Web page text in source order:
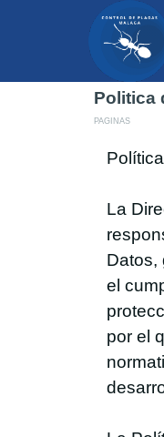
Vaya al Contenido
Politica
PAGINAS
La
Datos,
el
por el